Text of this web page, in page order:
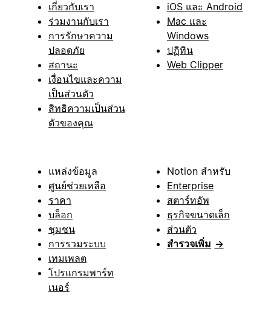
เกี่ยวกับเรา
ร่วมงานกับเรา
การรักษาความ
ปลอดภัย
สถานะ
เงื่อนไขและความ
เป็นส่วนตัว
สิทธิความเป็นส่วน
ตัวของคุณ
iOS และ Android
Mac และ
Windows
ปฏิทิน
Web Clipper
แหล่งข้อมูล
ศูนย์ช่วยเหลือ
ราคา
บล็อก
ชุมชน
การรวมระบบ
เทมเพลต
โปรแกรมพาร์ท
เนอร์
Notion สำหรับ
Enterprise
สตาร์ทอัพ
ธุรกิจขนาดเล็ก
ส่วนตัว
สำรวจเพิ่ม →